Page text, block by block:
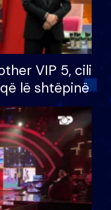
VIP 5, cili
lë shtëpinë